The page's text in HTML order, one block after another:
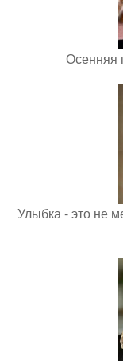
Осенняя
Улыбка - это не